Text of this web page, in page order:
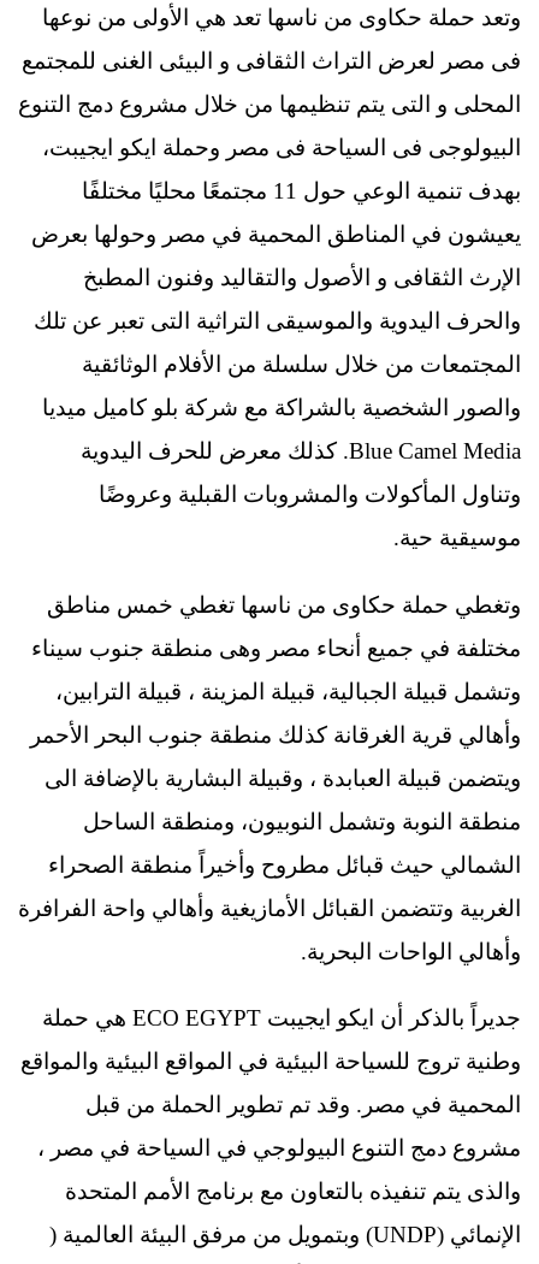
وتعد حملة حكاوى من ناسها تعد هي الأولى من نوعها
فى مصر لعرض التراث الثقافى و البيئى الغنى للمجتمع
المحلى و التى يتم تنظيمها من خلال مشروع دمج التنوع
البيولوجى فى السياحة فى مصر وحملة ايكو ايجيبت،
بهدف تنمية الوعي حول 11 مجتمعًا محليًا مختلفًا
يعيشون في المناطق المحمية في مصر وحولها بعرض
الإرث الثقافى و الأصول والتقاليد وفنون المطبخ
والحرف اليدوية والموسيقى التراثية التى تعبر عن تلك
المجتمعات من خلال سلسلة من الأفلام الوثائقية
والصور الشخصية بالشراكة مع شركة بلو كاميل ميديا
Blue Camel Media. كذلك معرض للحرف اليدوية
وتناول المأكولات والمشروبات القبلية وعروضًا
موسيقية حية.
وتغطي حملة حكاوى من ناسها تغطي خمس مناطق
مختلفة في جميع أنحاء مصر وهى منطقة جنوب سيناء
وتشمل قبيلة الجبالية، قبيلة المزينة ، قبيلة الترابين،
وأهالي قرية الغرقانة كذلك منطقة جنوب البحر الأحمر
ويتضمن قبيلة العبابدة ، وقبيلة البشارية بالإضافة الى
منطقة النوبة وتشمل النوبيون، ومنطقة الساحل
الشمالي حيث قبائل مطروح وأخيراً منطقة الصحراء
الغربية وتتضمن القبائل الأمازيغية وأهالي واحة الفرافرة
وأهالي الواحات البحرية.
جديراً بالذكر أن ايكو ايجيبت ECO EGYPT هي حملة
وطنية تروج للسياحة البيئية في المواقع البيئية والمواقع
المحمية في مصر. وقد تم تطوير الحملة من قبل
مشروع دمج التنوع البيولوجي في السياحة في مصر ،
والذى يتم تنفيذه بالتعاون مع برنامج الأمم المتحدة
الإنمائي (UNDP) وبتمويل من مرفق البيئة العالمية (